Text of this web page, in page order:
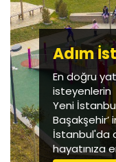
Adım
En doğru
isteyenlerin
Yeni
Başakşehir’
İstanbul'da
hayatınıza